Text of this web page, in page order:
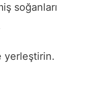
soğanları
yerleştirin.